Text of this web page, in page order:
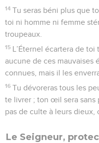
14 Tu seras béni plus que
toi ni homme ni femme
troupeaux.
15 L’Éternel écartera de
aucune de ces mauvaises
connues, mais il les
16 Tu dévoreras tous les
te livrer ; ton œil sera sans
pas de culte à leurs dieux,
Le Seigneur,